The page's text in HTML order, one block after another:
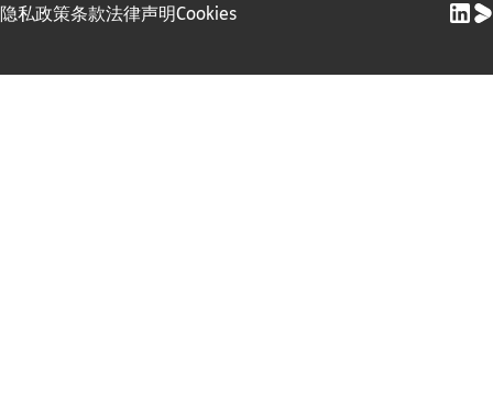
隐私政策条款法律声明Cookies